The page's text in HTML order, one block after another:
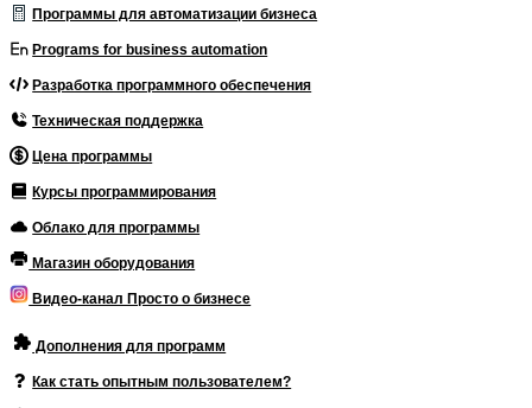
Программы для автоматизации бизнеса
Programs for business automation
Разработка программного обеспечения
Техническая поддержка
Цена программы
Курсы программирования
Облако для программы
Магазин оборудования
Видео-канал Просто о бизнесе
Дополнения для программ
Как стать опытным пользователем?